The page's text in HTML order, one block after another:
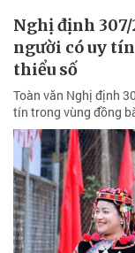
Nghị định
người có uy
thiểu số
Toàn văn Nghị định
tín trong vùng đồng